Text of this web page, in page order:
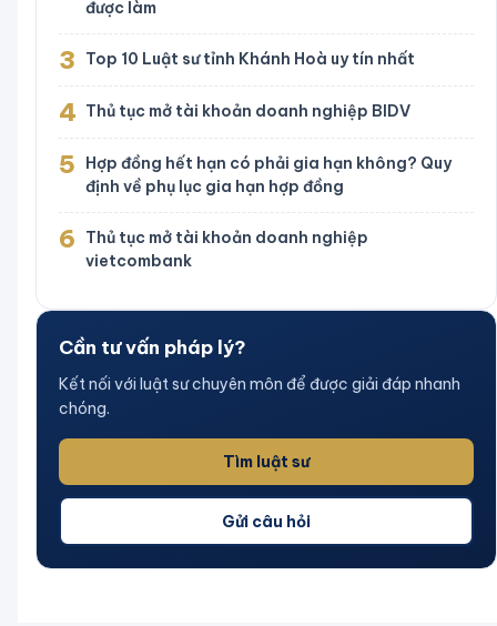
được làm
3 Top 10 Luật sư tỉnh Khánh Hoà uy tín nhất
4 Thủ tục mở tài khoản doanh nghiệp BIDV
5
Hợp đồng hết hạn có phải gia hạn không? Quy
định về phụ lục gia hạn hợp đồng
6
Thủ tục mở tài khoản doanh nghiệp
vietcombank
Cần tư vấn pháp lý?
Kết nối với luật sư chuyên môn để được giải đáp nhanh
chóng.
Tìm luật sư
Gửi câu hỏi